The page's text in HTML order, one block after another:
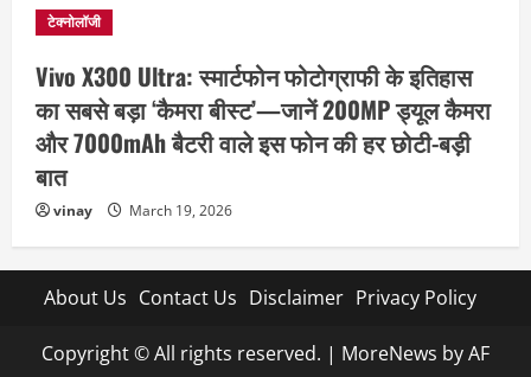
टेक्नोलॉजी
Vivo X300 Ultra: स्मार्टफोन फोटोग्राफी के इतिहास
का सबसे बड़ा ‘कैमरा बीस्ट’—जानें 200MP ड्यूल कैमरा
और 7000mAh बैटरी वाले इस फोन की हर छोटी-बड़ी
बात
vinay March 19, 2026
About Us Contact Us Disclaimer Privacy Policy
Copyright © All rights reserved. | MoreNews by AF